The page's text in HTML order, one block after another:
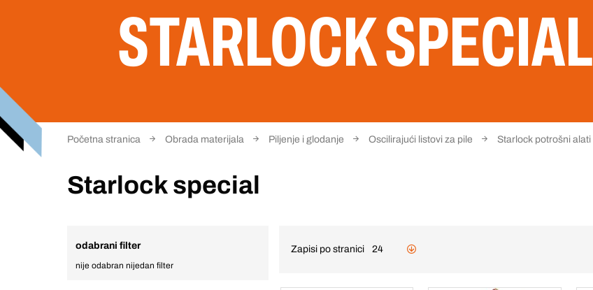
STARLOCK SPECIAL
Početna stranica Obrada materijala Piljenje i glodanje Oscilirajući listovi za pile Starlock potrošni alati
Starlock special
odabrani filter
nije odabran nijedan filter
Zapisi po stranici 24